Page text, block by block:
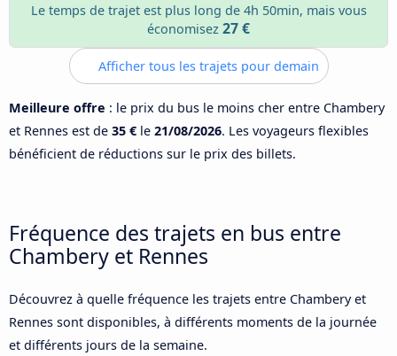
Le temps de trajet est plus long de 4h 50min, mais vous
économisez 27 €
Afficher tous les trajets pour demain
Meilleure offre : le prix du bus le moins cher entre Chambery
et Rennes est de 35 € le 21/08/2026. Les voyageurs flexibles
bénéficient de réductions sur le prix des billets.
Fréquence des trajets en bus entre
Chambery et Rennes
Découvrez à quelle fréquence les trajets entre Chambery et
Rennes sont disponibles, à différents moments de la journée
et différents jours de la semaine.